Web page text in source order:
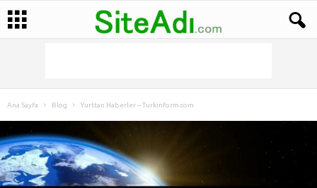
Ana Sayfa Blog Yurttan Haberler – Turkinform.com